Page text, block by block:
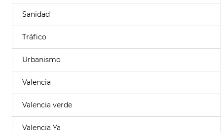
Sanidad
Tráfico
Urbanismo
Valencia
Valencia verde
Valencia Ya